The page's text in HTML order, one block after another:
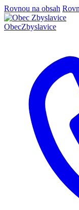
Rovnou na obsah
ObecZbyslavice